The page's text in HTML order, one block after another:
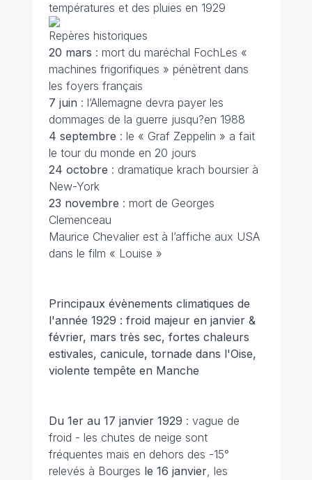
températures et des pluies en 1929
Repères historiques
20 mars : mort du maréchal FochLes «
machines frigorifiques » pénètrent dans
les foyers français
7 juin : l’Allemagne devra payer les
dommages de la guerre jusqu?en 1988
4 septembre : le « Graf Zeppelin » a fait
le tour du monde en 20 jours
24 octobre : dramatique krach boursier à
New-York
23 novembre : mort de Georges
Clemenceau
Maurice Chevalier est à l’affiche aux USA
dans le film « Louise »
Principaux évènements climatiques de
l'année 1929 : froid majeur en janvier &
février, mars très sec, fortes chaleurs
estivales, canicule, tornade dans l'Oise,
violente tempête en Manche
Du 1er au 17 janvier 1929 : vague de
froid - les chutes de neige sont
fréquentes mais en dehors des -15°
relevés à Bourges le 16 janvier, les